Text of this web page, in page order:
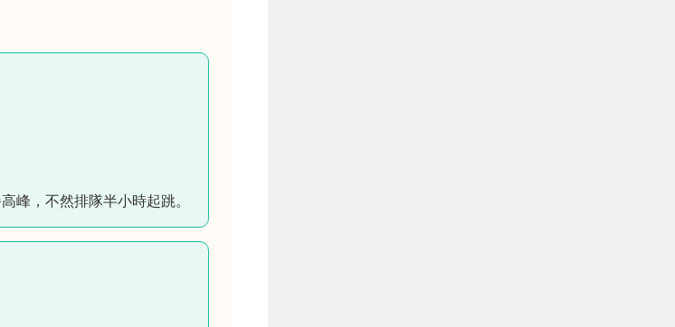
峰，不然排隊半小時起跳。